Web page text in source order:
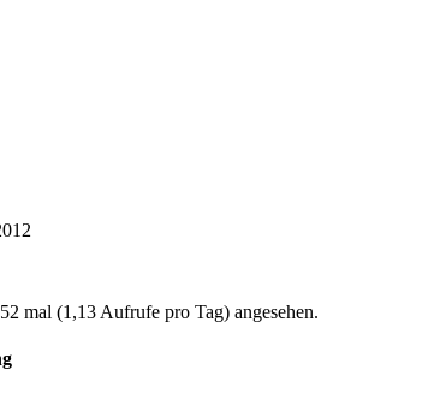
mal (1,13 Aufrufe pro Tag) angesehen.